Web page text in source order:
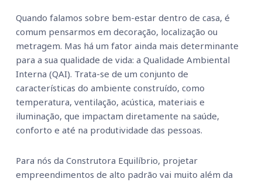
Quando falamos sobre bem-estar dentro de casa, é
comum pensarmos em decoração, localização ou
metragem. Mas há um fator ainda mais determinante
para a sua qualidade de vida: a Qualidade Ambiental
Interna (QAI). Trata-se de um conjunto de
características do ambiente construído, como
temperatura, ventilação, acústica, materiais e
iluminação, que impactam diretamente na saúde,
conforto e até na produtividade das pessoas.
Para nós da Construtora Equilíbrio, projetar
empreendimentos de alto padrão vai muito além da